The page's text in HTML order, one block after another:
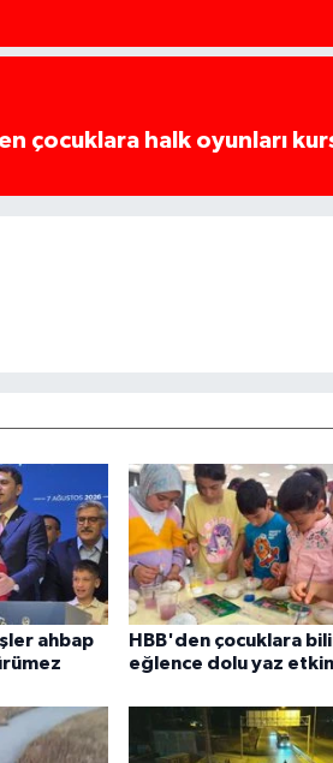
çocuklara halk oyunları
ahbap
HBB'den çocuklara
eğlence dolu yaz